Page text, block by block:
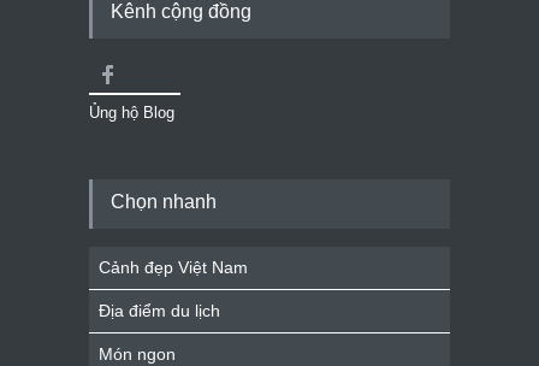
Kênh cộng đồng
Ủng hộ Blog
Chọn nhanh
Cảnh đẹp Việt Nam
Địa điểm du lịch
Món ngon